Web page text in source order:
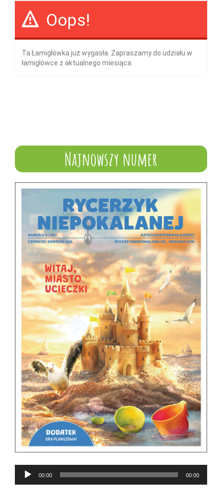
Oops!
Ta Łamigłówka już wygasła. Zapraszamy do udziału w
łamigłówce z aktualnego miesiąca.
Najnowszy numer
Odtwarzacz
plików
00:00 00:00